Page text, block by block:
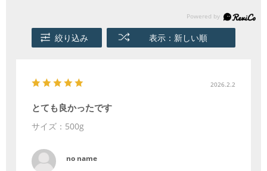
絞り込み 表示：新しい順
2026.2.2
とても良かったです
サイズ：500g
no name